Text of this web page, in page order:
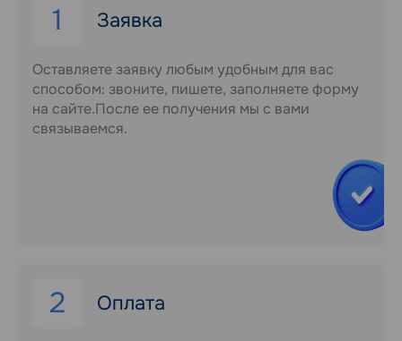
1 Заявка
Оставляете заявку любым удобным для вас
способом: звоните, пишете, заполняете форму
на сайте.После ее получения мы с вами
связываемся.
2 Оплата